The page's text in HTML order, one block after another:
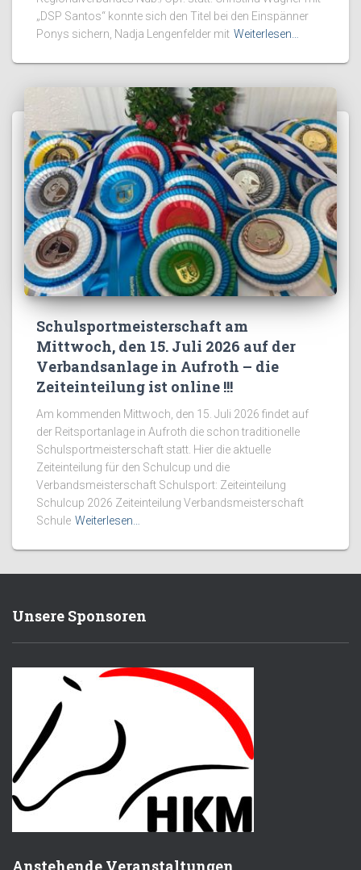
„DSP Santos“ konnte sich den Titel bei den Einspänner
Ponys sichern, Nadja Lengenfelder mit Weiterlesen…
Schulsportmeisterschaft am
Mittwoch, den 15. Juli 2026 auf der
Verbandsanlage in Aufroth – die
Zeiteinteilung ist online !!!
Am kommenden Mittwoch, den 15. Juli 2026 findet auf
der Reitsportanlage in Aufroth die schon traditionelle
Schulsportmeisterschaft statt. Hier die aktuelle
Zeiteinteilung für den Schulcup und die
Verbandsmeisterschaft Schulsport: Zeiteinteilung
Schulcup 2026 Zeiteinteilung Verbandsmeisterschaft
Schule Weiterlesen…
Unsere Sponsoren
Anstehende Veranstaltungen